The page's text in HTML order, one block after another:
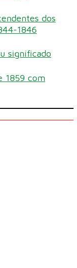
dos
1846
significado
1859 com